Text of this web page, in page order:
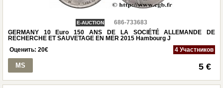
E-AUCTION
686-733683
GERMANY 10 Euro 150 ANS DE LA SOCIÉTÉ ALLEMANDE DE
RECHERCHE ET SAUVETAGE EN MER 2015 Hambourg J
Оценить: 20€ 4 Участников
MS 5 €